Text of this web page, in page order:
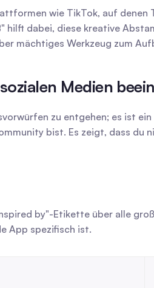
wie TikTok, auf
hilft dabei, diese kreative
mächtiges Werkzeug zum
Medien
zu entgehen; es ist
bist. Es zeigt, dass
by"-Etikette über alle
App spezifisch ist.